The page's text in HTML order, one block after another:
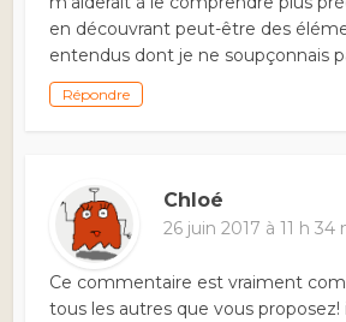
en découvrant peut-être des
entendus dont je ne soupçonnais
Répondre
Chloé
26 juin 2017 à 11 h 34
Ce commentaire est vraiment
tous les autres que vous proposez!